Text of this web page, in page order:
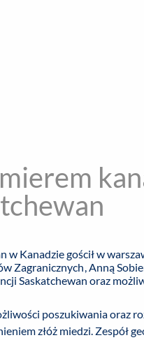
Kanadzie gościł w
Zagranicznych, Anną
Saskatchewan oraz
poszukiwania oraz
złóż miedzi. Zespół